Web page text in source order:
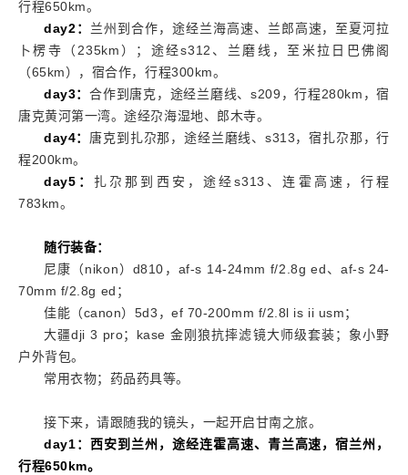
行程650km。
day2： 兰州到合作，途经兰海高速、兰郎高速，至夏河拉
卜楞寺（235km）；途经s312、兰磨线，至米拉日巴佛阁
（65km），宿合作，行程300km。
day3：合作到唐克，途经兰磨线、s209，行程280km，宿
唐克黄河第一湾。途经尕海湿地、郎木寺。
day4： 唐克到扎尕那，途经兰磨线、s313，宿扎尕那，行
程200km。
day5 ： 扎尕那到西安，途经s313、连霍高速，行程
783km。
随行装备：
尼康（nikon）d810，af-s 14-24mm f/2.8g ed、af-s 24-
70mm f/2.8g ed；
佳能（canon）5d3，ef 70-200mm f/2.8l is ii usm；
大疆dji 3 pro；kase 金刚狼抗摔滤镜大师级套装；象小野
户外背包。
常用衣物；药品药具等。
接下来，请跟随我的镜头，一起开启甘南之旅。
day1：西安到兰州 ，途经连霍高速、青兰高速，宿兰州，
行程650km。